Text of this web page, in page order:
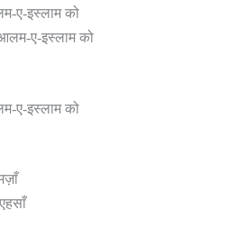
ए-इस्लाम को
ए-इस्लाम को
ए-इस्लाम को